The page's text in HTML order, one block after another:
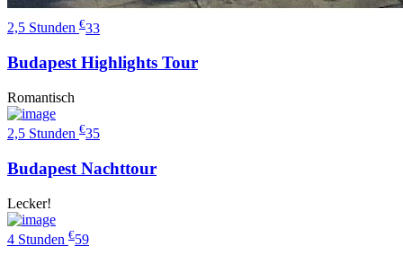
2,5 Stunden €33
Budapest Highlights Tour
Romantisch
2,5 Stunden €35
Budapest Nachttour
Lecker!
4 Stunden €59